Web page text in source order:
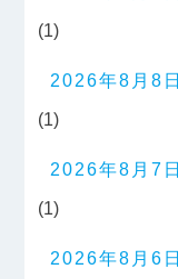
(1)
2026年8月8日
(1)
2026年8月7日
(1)
2026年8月6日